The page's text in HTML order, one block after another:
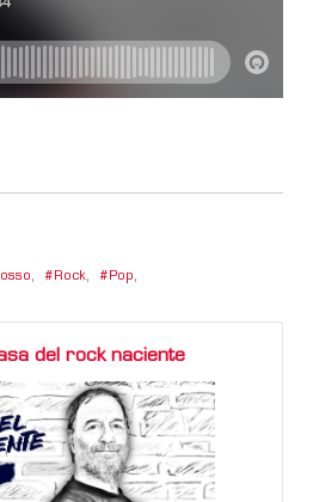
, Rock, Pop,
del rock naciente